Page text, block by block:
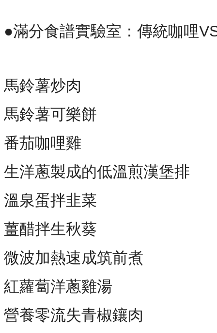
●滿分食譜實驗室：傳統咖哩
馬鈴薯炒肉
馬鈴薯可樂餅
番茄咖哩雞
生洋蔥製成的低溫煎漢堡排
溫泉蛋拌韭菜
薑醋拌生秋葵
微波加熱速成筑前煮
紅蘿蔔洋蔥雞湯
營養零流失青椒鑲肉